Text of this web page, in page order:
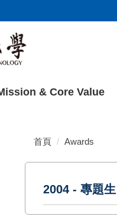
& Core Value
首頁 Awards
2004 - 專題